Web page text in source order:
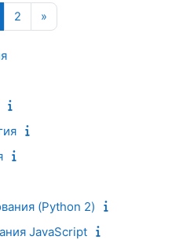
Страница 1
2 Страница 2
»
(Python 2)
JavaScript